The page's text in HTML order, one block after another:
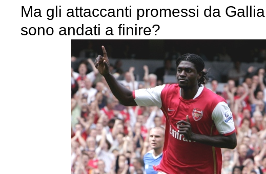
Ma gli attaccanti promessi da
sono andati a finire?